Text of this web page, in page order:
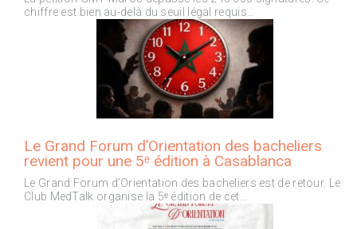
chiffre est bien au-delà du seuil légal requis…
Le Grand Forum d’Orientation des bacheliers
revient pour une 5ᵉ édition à Casablanca
Le Grand Forum d’Orientation des bacheliers est de retour. Le
Club MedTalk organise la 5ᵉ édition de cet…